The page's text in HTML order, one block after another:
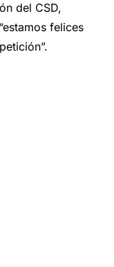
del CSD,
felices